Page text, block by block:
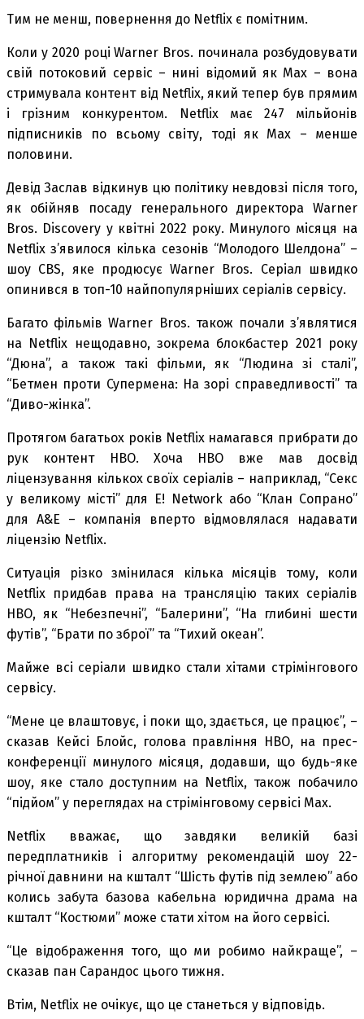
Тим не менш, повернення до Netflix є помітним.
Коли у 2020 році Warner Bros. починала розбудовувати
свій потоковий сервіс – нині відомий як Max – вона
стримувала контент від Netflix, який тепер був прямим
і грізним конкурентом. Netflix має 247 мільйонів
підписників по всьому світу, тоді як Max – менше
половини.
Девід Заслав відкинув цю політику невдовзі після того,
як обійняв посаду генерального директора Warner
Bros. Discovery у квітні 2022 року. Минулого місяця на
Netflix з’явилося кілька сезонів “Молодого Шелдона” –
шоу CBS, яке продюсує Warner Bros. Серіал швидко
опинився в топ-10 найпопулярніших серіалів сервісу.
Багато фільмів Warner Bros. також почали з’являтися
на Netflix нещодавно, зокрема блокбастер 2021 року
“Дюна”, а також такі фільми, як “Людина зі сталі”,
“Бетмен проти Супермена: На зорі справедливості” та
“Диво-жінка”.
Протягом багатьох років Netflix намагався прибрати до
рук контент HBO. Хоча HBO вже мав досвід
ліцензування кількох своїх серіалів – наприклад, “Секс
у великому місті” для E! Network або “Клан Сопрано”
для A&E – компанія вперто відмовлялася надавати
ліцензію Netflix.
Ситуація різко змінилася кілька місяців тому, коли
Netflix придбав права на трансляцію таких серіалів
HBO, як “Небезпечні”, “Балерини”, “На глибині шести
футів”, “Брати по зброї” та “Тихий океан”.
Майже всі серіали швидко стали хітами стрімінгового
сервісу.
“Мене це влаштовує, і поки що, здається, це працює”, –
сказав Кейсі Блойс, голова правління HBO, на прес-
конференції минулого місяця, додавши, що будь-яке
шоу, яке стало доступним на Netflix, також побачило
“підйом” у переглядах на стрімінговому сервісі Max.
Netflix вважає, що завдяки великій базі
передплатників і алгоритму рекомендацій шоу 22-
річної давнини на кшталт “Шість футів під землею” або
колись забута базова кабельна юридична драма на
кшталт “Костюми” може стати хітом на його сервісі.
“Це відображення того, що ми робимо найкраще”, –
сказав пан Сарандос цього тижня.
Втім, Netflix не очікує, що це станеться у відповідь.